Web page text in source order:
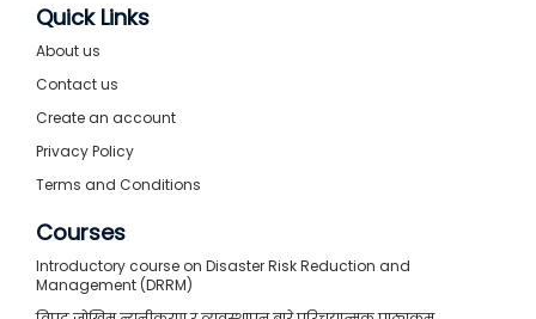
Quick Links
About us
Contact us
Create an account
Privacy Policy
Terms and Conditions
Courses
Introductory course on Disaster Risk Reduction and
Management (DRRM)